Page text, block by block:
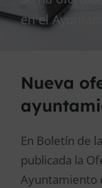
en el
Nueva
En Boletín de
publicada la
Ayuntamiento